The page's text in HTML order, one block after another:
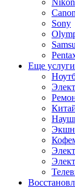
Canon
Sony
Еще